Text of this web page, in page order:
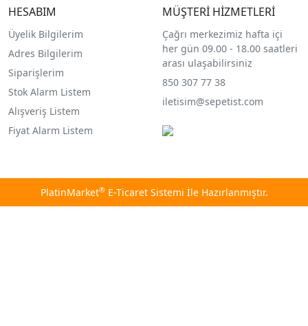
HESABIM
Üyelik Bilgilerim
Adres Bilgilerim
Siparişlerim
Stok Alarm Listem
Alışveriş Listem
Fiyat Alarm Listem
MÜŞTERİ HİZMETLERİ
Çağrı merkezimiz hafta içi
her gün 09.00 - 18.00 saatleri
arası ulaşabilirsiniz
850 307 77 38
iletisim@sepetist.com
PlatinMarket®E-Ticaret Sistemi İle Hazırlanmıştır.